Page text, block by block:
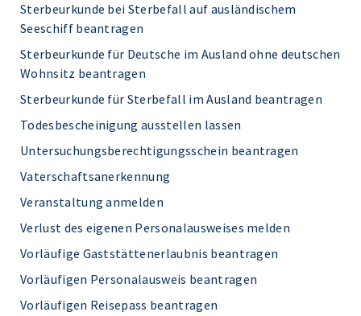
Sterbeurkunde bei Sterbefall auf ausländischem
Seeschiff beantragen
Sterbeurkunde für Deutsche im Ausland ohne deutschen
Wohnsitz beantragen
Sterbeurkunde für Sterbefall im Ausland beantragen
Todesbescheinigung ausstellen lassen
Untersuchungsberechtigungsschein beantragen
Vaterschaftsanerkennung
Veranstaltung anmelden
Verlust des eigenen Personalausweises melden
Vorläufige Gaststättenerlaubnis beantragen
Vorläufigen Personalausweis beantragen
Vorläufigen Reisepass beantragen